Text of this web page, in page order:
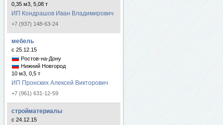
0,35 м3, 5,08 т
ИП Кондрашов Иван Владимирович
+7 (937) 148-63-24
мебель
с 25.12.15
Ростов-на-Дону
Нижний Новгород
10 м3, 0,5 т
ИП Пронских Алексей Викторович
+7 (961) 631-12-59
стройматериалы
с 24.12.15